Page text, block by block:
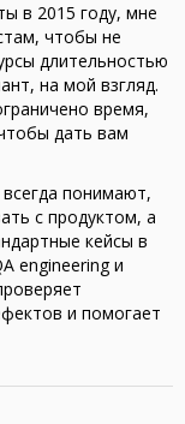
в 2015 году, мне
чтобы не
длительностью
на мой взгляд.
время,
дать вам
понимают,
с продуктом, а
кейсы в
engineering и
и помогает